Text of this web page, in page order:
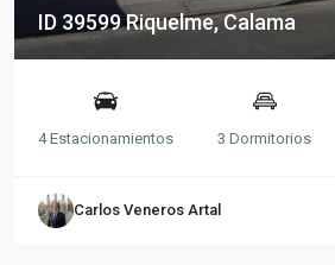
ID 39599 Riquelme, Calama
4 Estacionamientos 3 Dormitorios
Carlos Veneros Artal